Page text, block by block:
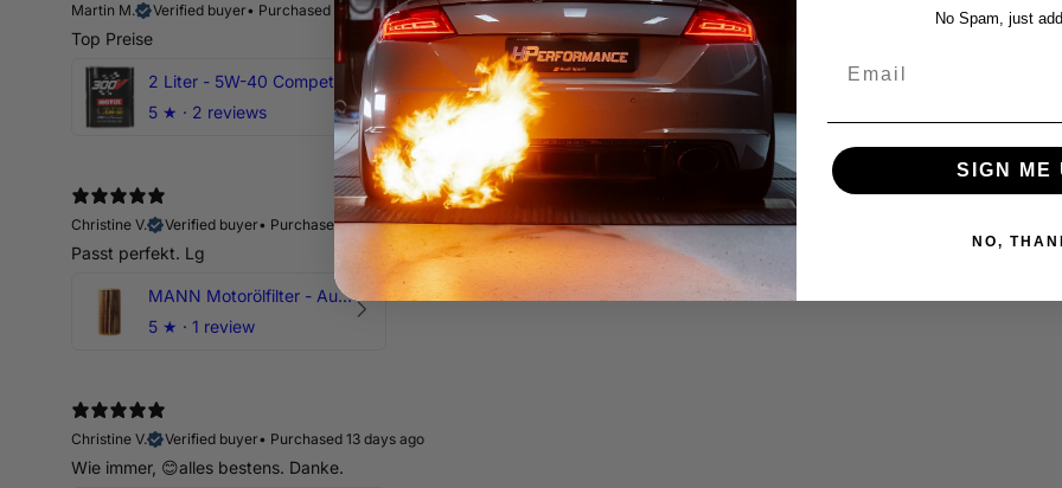
Martin M.
Verified buyer• Purchased 10 days ago
Top Preise
5 ★ · 2 reviews
Christine V.
Verified buyer• Purchased 13 days ago
Passt perfekt. Lg
MANN Motorölfilter - Audi RS3 TTRS RSQ3 VZ5 - DAZ DNW
5 ★ · 1 review
Christine V.
Verified buyer• Purchased 13 days ago
Wie immer, 😊alles bestens. Danke.
No Spam, just
SIGN ME
NO,